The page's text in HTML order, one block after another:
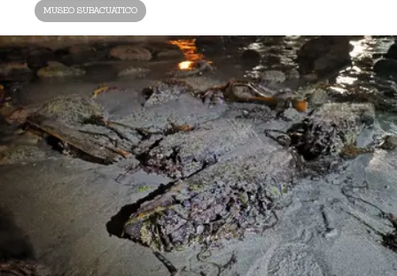
MUSEO SUBACUATICO